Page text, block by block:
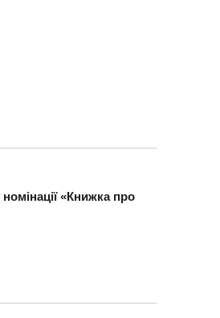
«Книжка про